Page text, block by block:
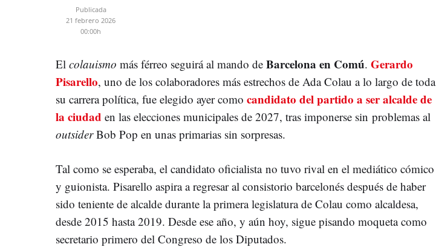
Publicada
21 febrero 2026
00:00h
El colauismo más férreo seguirá al mando de Barcelona en Comú. Gerardo
Pisarello, uno de los colaboradores más estrechos de Ada Colau a lo largo de toda
su carrera política, fue elegido ayer como candidato del partido a ser alcalde de
la ciudad en las elecciones municipales de 2027, tras imponerse sin problemas al
outsiderBob Pop en unas primarias sin sorpresas.
Tal como se esperaba, el candidato oficialista no tuvo rival en el mediático cómico
y guionista. Pisarello aspira a regresar al consistorio barcelonés después de haber
sido teniente de alcalde durante la primera legislatura de Colau como alcaldesa,
desde 2015 hasta 2019. Desde ese año, y aún hoy, sigue pisando moqueta como
secretario primero del Congreso de los Diputados.